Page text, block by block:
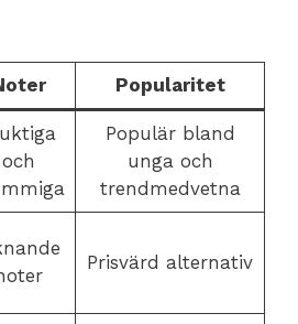
Popularitet
och
Populär bland
unga och
trendmedvetna
Prisvärd alternativ